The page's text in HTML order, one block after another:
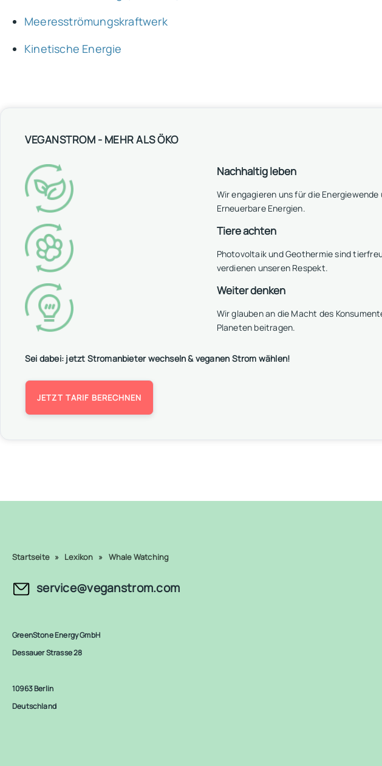
Meeresströmungskraftwerk
Kinetische Energie
VEGANSTROM - MEHR ALS ÖKO
Nachhaltig leben
Wir engagieren uns für die
Erneuerbare Energien.
Tiere achten
Photovoltaik und Geothermie sind
verdienen unseren Respekt.
Weiter denken
Wir glauben an die Macht des
Planeten beitragen.
Sei dabei: jetzt Stromanbieter wechseln & veganen Strom wählen!
JETZT TARIF BERECHNEN
Startseite » Lexikon » Whale Watching
service@veganstrom.com
GreenStone Energy GmbH
Dessauer Strasse 28
10963 Berlin
Deutschland